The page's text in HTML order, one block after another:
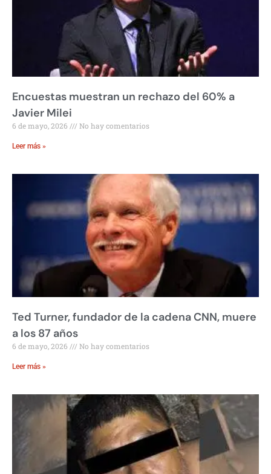
Encuestas muestran un rechazo del 60% a
Javier Milei
6 de mayo, 2026 No hay comentarios
Leer más »
Ted Turner, fundador de la cadena CNN, muere
a los 87 años
6 de mayo, 2026 No hay comentarios
Leer más »